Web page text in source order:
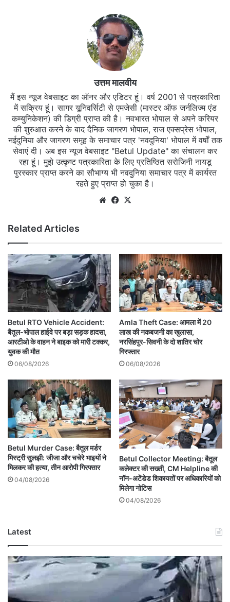
उत्तम मालवीय
मैं इस न्यूज वेबसाइट का ऑनर और एडिटर हूं। वर्ष 2001 से पत्रकारिता
में सक्रिय हूं। सागर यूनिवर्सिटी से एमजेसी (मास्टर ऑफ जर्नलिज्म एंड
कम्युनिकेशन) की डिग्री प्राप्त की है। नवभारत भोपाल से अपने करियर
की शुरुआत करने के बाद दैनिक जागरण भोपाल, राज एक्सप्रेस भोपाल,
नईदुनिया और जागरण समूह के समाचार पत्र 'नवदुनिया' भोपाल में वर्षों तक
सेवाएं दी। अब इस न्यूज वेबसाइट "Betul Update" का संचालन कर
रहा हूं। मुझे उत्कृष्ट पत्रकारिता के लिए प्रतिष्ठित सरोजिनी नायडू
पुरस्कार प्राप्त करने का सौभाग्य भी नवदुनिया समाचार पत्र में कार्यरत
रहते हुए प्राप्त हो चुका है।
WebsiteFacebook
Related Articles
Betul RTO Vehicle Accident:
बैतूल-भोपाल हाईवे पर बड़ा सड़क हादसा,
आरटीओ के वाहन ने बाइक को मारी टक्कर,
युवक की मौत
06/08/2026
Amla Theft Case: आमला में 20
लाख की नकबजनी का खुलासा,
नरसिंहपुर-सिवनी के दो शातिर चोर
गिरफ्तार
06/08/2026
Betul Murder Case: बैतूल मर्डर
मिस्ट्री सुलझी: जीजा और चचेरे भाइयों ने
मिलकर की हत्या, तीन आरोपी गिरफ्तार
04/08/2026
Betul Collector Meeting: बैतूल
कलेक्टर की सख्ती, CM Helpline की
नॉन-अटेंडेड शिकायतों पर अधिकारियों को
मिलेगा नोटिस
04/08/2026
Latest
Betul
RTO
Vehicle
Accident: